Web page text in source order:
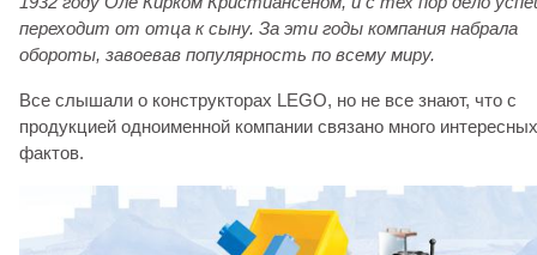
переходит от отца к сыну. За эти годы компания набрала
обороты, завоевав популярность по всему миру.
Все слышали о конструкторах LEGO, но не все знают, что с
продукцией одноименной компании связано много интересных
фактов.